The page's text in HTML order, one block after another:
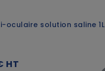
oculaire solution saline 1L
HT